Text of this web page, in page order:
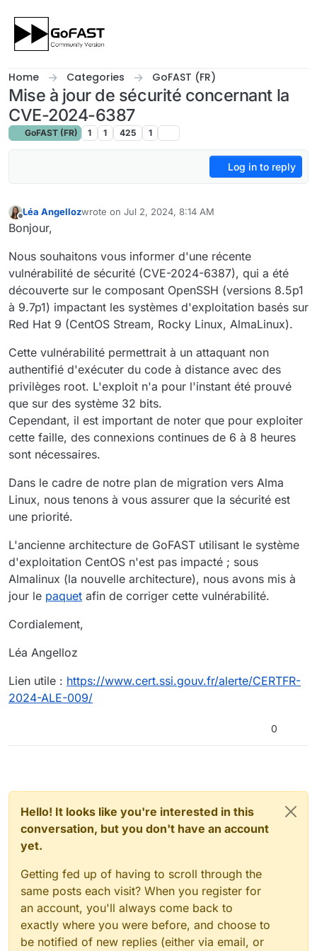
Home Categories GoFAST (FR)
Mise à jour de sécurité concernant la
CVE-2024-6387
GoFAST (FR) 1 1 425 1
Log in to reply
Offline
Léa Angellozwrote on Jul 2, 2024, 8:14 AM
last edited by
Bonjour,
Nous souhaitons vous informer d'une récente
vulnérabilité de sécurité (CVE-2024-6387), qui a été
découverte sur le composant OpenSSH (versions 8.5p1
à 9.7p1) impactant les systèmes d'exploitation basés sur
Red Hat 9 (CentOS Stream, Rocky Linux, AlmaLinux).
Cette vulnérabilité permettrait à un attaquant non
authentifié d'exécuter du code à distance avec des
privilèges root. L'exploit n'a pour l'instant été prouvé
que sur des système 32 bits.
Cependant, il est important de noter que pour exploiter
cette faille, des connexions continues de 6 à 8 heures
sont nécessaires.
Dans le cadre de notre plan de migration vers Alma
Linux, nous tenons à vous assurer que la sécurité est
une priorité.
L'ancienne architecture de GoFAST utilisant le système
d'exploitation CentOS n'est pas impacté ; sous
Almalinux (la nouvelle architecture), nous avons mis à
jour le paquet afin de corriger cette vulnérabilité.
Cordialement,
Léa Angelloz
Lien utile : https://www.cert.ssi.gouv.fr/alerte/CERTFR-
2024-ALE-009/
0
Hello! It looks like you're interested in this
conversation, but you don't have an account
yet.
Getting fed up of having to scroll through the
same posts each visit? When you register for
an account, you'll always come back to
exactly where you were before, and choose to
be notified of new replies (either via email, or